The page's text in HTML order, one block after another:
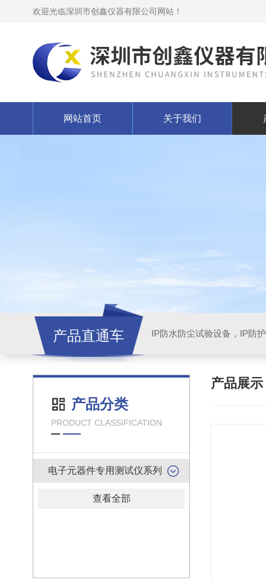
欢迎光临深圳市创鑫仪器有限公司网站！
网站首页 关于我们
产品直通车
产品分类
PRODUCT CLASSIFICATION
电子元器件专用测试仪系列
查看全部
产品展示